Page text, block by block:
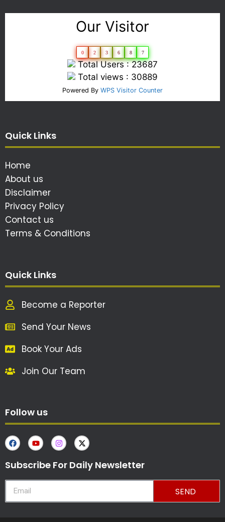
Our Visitor
0 2 3 6 8 7
Total Users : 23687
Total views : 30889
Powered By WPS Visitor Counter
Quick Links
Home
About us
Disclaimer
Privacy Policy
Contact us
Terms & Conditions
Quick Links
Become a Reporter
Send Your News
Book Your Ads
Join Our Team
Follow us
Subscribe For Daily Newsletter
SEND